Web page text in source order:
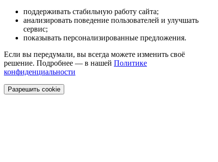
поддерживать стабильную работу сайта;
анализировать поведение пользователей и улучшать
сервис;
показывать персонализированные предложения.
Если вы передумали, вы всегда можете изменить своё
решение. Подробнее — в нашей Политике
конфиденциальности
Разрешить cookie